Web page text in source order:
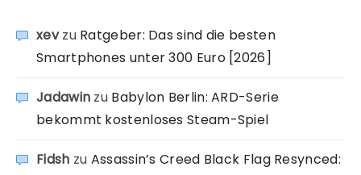
xevzu Ratgeber: Das sind die besten
Smartphones unter 300 Euro [2026]
Jadawin zu Babylon Berlin: ARD-Serie
bekommt kostenloses Steam-Spiel
Fidsh zu Assassin’s Creed Black Flag Resynced: